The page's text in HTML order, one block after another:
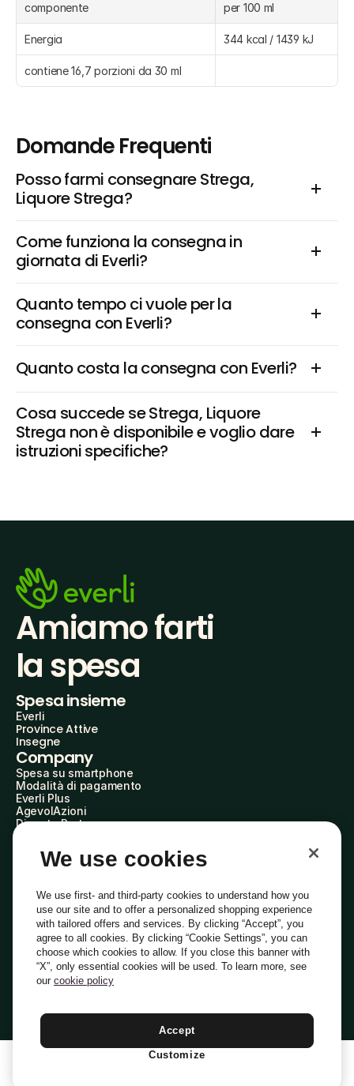
componente per 100 ml
Energia 344 kcal / 1439 kJ
contiene 16,7 porzioni da 30 ml
Domande Frequenti
Posso farmi consegnare Strega,
Liquore Strega?
Come funziona la consegna in
giornata di Everli?
Quanto tempo ci vuole per la
consegna con Everli?
Quanto costa la consegna con Everli?
Cosa succede se Strega, Liquore
Strega non è disponibile e voglio dare
istruzioni specifiche?
Amiamo farti
la spesa
Spesa insieme
Everli
Province Attive
Insegne
Company
Spesa su smartphone
Modalità di pagamento
Everli Plus
AgevolAzioni
Diventa Partner
Everli Shoppers
About Us
Everli News
Domande frequenti
Lavora con noi
Diventa Shopper
Investitori
PrivacyCookiePreferenze Cookie
Termini e CondizioniCodice Etico
Indirizzo PEC: everli@pec.it - indirizzo DPO: dpo@everli.com
Italiano
We use cookies
We use first- and third-party cookies to understand how you
use our site and to offer a personalized shopping experience
with tailored offers and services. By clicking “Accept”, you
agree to all cookies. By clicking “Cookie Settings”, you can
choose which cookies to allow. If you close this banner with
“X”, only essential cookies will be used. To learn more, see
our cookie policy
Accept
Customize